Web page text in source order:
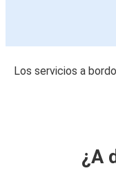
Los servicios a
¿A